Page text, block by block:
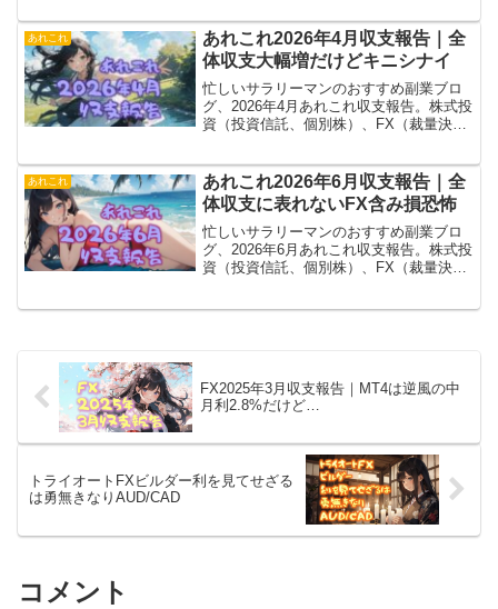
電子書籍とか）含めて2か月連続で最高益
更新！
あれこれ
あれこれ2026年4月収支報告｜全
体収支大幅増だけどキニシナイ
忙しいサラリーマンのおすすめ副業ブロ
グ、2026年4月あれこれ収支報告。株式投
資（投資信託、個別株）、FX（裁量決
電子書籍とか）含めて大幅増。投資信託
の波ですよ。
あれこれ
あれこれ2026年6月収支報告｜全
体収支に表れないFX含み損恐怖
忙しいサラリーマンのおすすめ副業ブロ
グ、2026年6月あれこれ収支報告。株式投
資（投資信託、個別株）、FX（裁量決
FX2025年3月収支報告｜MT4は逆風の中
月利2.8%だけど…
トライオートFXビルダー利を見てせざる
は勇無きなりAUD/CAD
コメント